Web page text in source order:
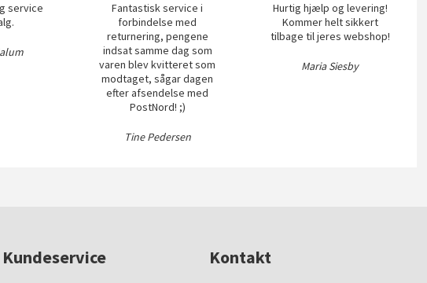
service
Fantastisk service i
forbindelse med
returnering, pengene
indsat samme dag som
varen blev kvitteret som
modtaget, sågar dagen
efter afsendelse med
PostNord! ;)
Tine Pedersen
Hurtig hjælp og levering!
Kommer helt sikkert
tilbage til jeres webshop!
Maria Siesby
Kundeservice Kontakt